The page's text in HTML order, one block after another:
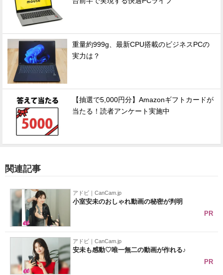
重量約999g、最新CPU搭載のビジネスPCの
実力は？
【抽選で5,000円分】Amazonギフトカードが
当たる！読者アンケート実施中
関連記事
アドビ｜CanCam.jp
小室安未のおしゃれ動画の秘密が判明
PR
アドビ｜CanCam.jp
安未も感動♡唯一無二の動画が作れる♪
PR